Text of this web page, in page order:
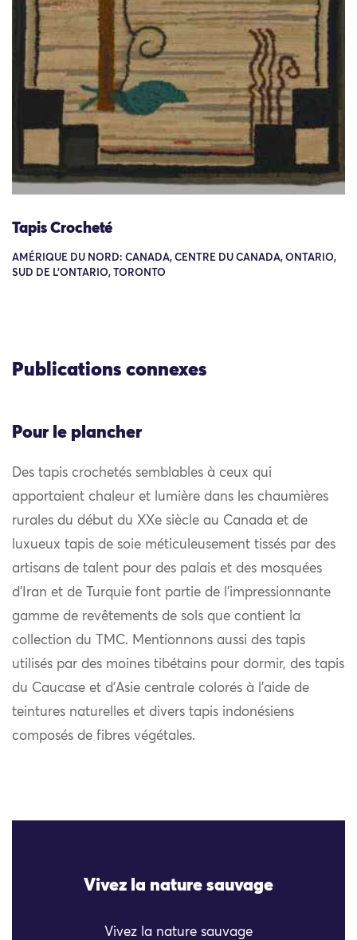
Tapis Crocheté
AMÉRIQUE DU NORD: CANADA, CENTRE DU CANADA, ONTARIO,
SUD DE L'ONTARIO, TORONTO
Publications connexes
Pour le plancher
Des tapis crochetés semblables à ceux qui
apportaient chaleur et lumière dans les chaumières
rurales du début du XXe siècle au Canada et de
luxueux tapis de soie méticuleusement tissés par des
artisans de talent pour des palais et des mosquées
d’Iran et de Turquie font partie de l’impressionnante
gamme de revêtements de sols que contient la
collection du TMC. Mentionnons aussi des tapis
utilisés par des moines tibétains pour dormir, des tapis
du Caucase et d’Asie centrale colorés à l’aide de
teintures naturelles et divers tapis indonésiens
composés de fibres végétales.
Vivez la nature sauvage
Vivez la nature sauvage